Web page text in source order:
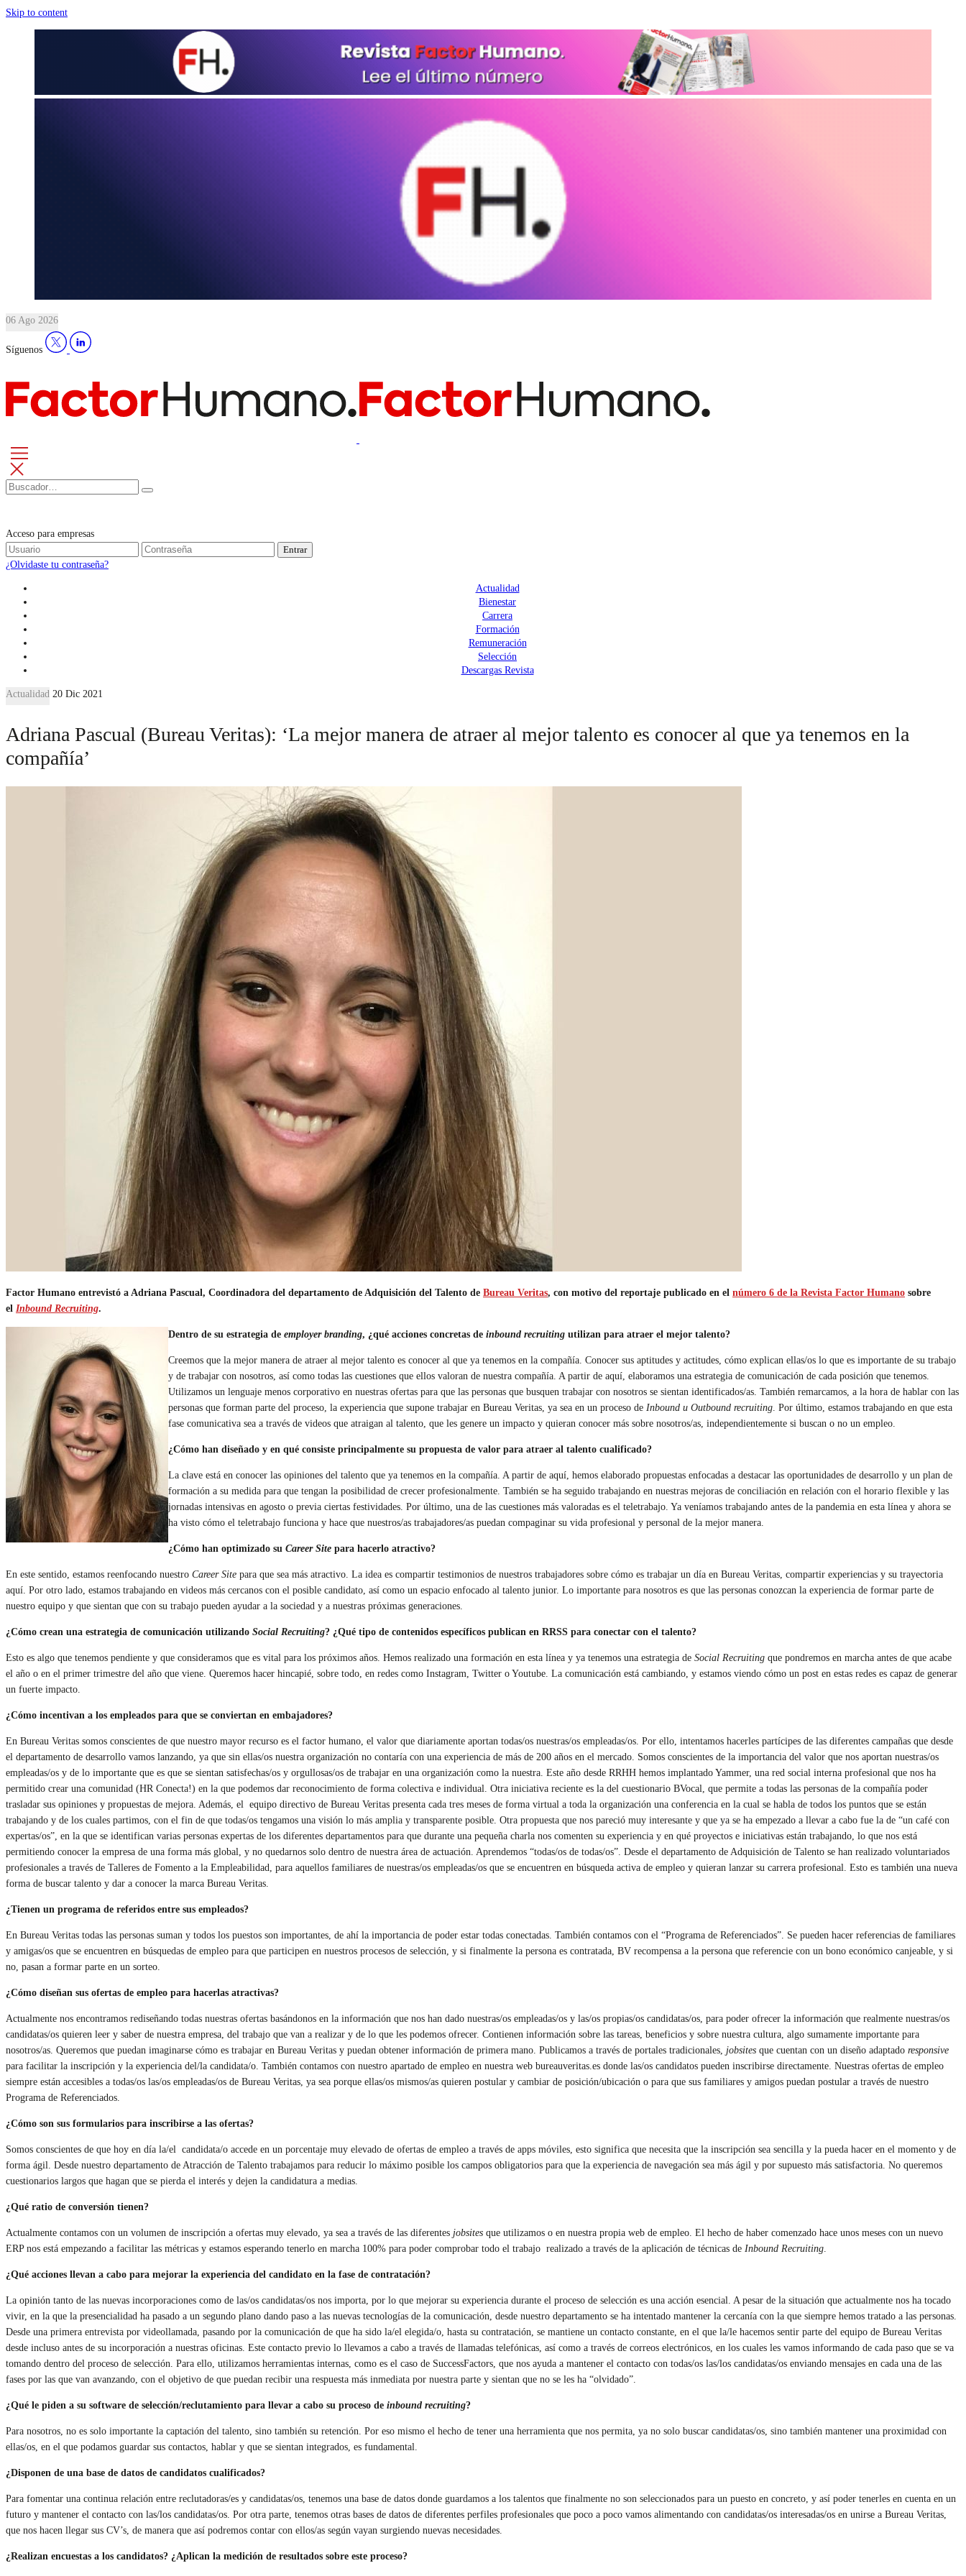
Skip to content
06 Ago 2026
Síguenos
Acceso para empresas
Entrar
¿Olvidaste tu contraseña?
Actualidad
Bienestar
Carrera
Formación
Remuneración
Selección
Descargas Revista
Actualidad 20 Dic 2021
Adriana Pascual (Bureau Veritas): ‘La mejor manera de atraer al mejor talento es conocer al que ya tenemos en la
compañía’
Factor Humano entrevistó a Adriana Pascual, Coordinadora del departamento de Adquisición del Talento de Bureau Veritas, con motivo del reportaje publicado en el número 6 de la Revista Factor Humano sobre
el Inbound Recruiting.
Dentro de su estrategia de employer branding, ¿qué acciones concretas de inbound recruiting utilizan para atraer el mejor talento?
Creemos que la mejor manera de atraer al mejor talento es conocer al que ya tenemos en la compañía. Conocer sus aptitudes y actitudes, cómo explican ellas/os lo que es importante de su trabajo
y de trabajar con nosotros, así como todas las cuestiones que ellos valoran de nuestra compañía. A partir de aquí, elaboramos una estrategia de comunicación de cada posición que tenemos.
Utilizamos un lenguaje menos corporativo en nuestras ofertas para que las personas que busquen trabajar con nosotros se sientan identificados/as. También remarcamos, a la hora de hablar con las
personas que forman parte del proceso, la experiencia que supone trabajar en Bureau Veritas, ya sea en un proceso de Inbound u Outbound recruiting . Por último, estamos trabajando en que esta
fase comunicativa sea a través de videos que atraigan al talento, que les genere un impacto y quieran conocer más sobre nosotros/as, independientemente si buscan o no un empleo.
¿Cómo han diseñado y en qué consiste principalmente su propuesta de valor para atraer al talento cualificado?
La clave está en conocer las opiniones del talento que ya tenemos en la compañía. A partir de aquí, hemos elaborado propuestas enfocadas a destacar las oportunidades de desarrollo y un plan de
formación a su medida para que tengan la posibilidad de crecer profesionalmente. También se ha seguido trabajando en nuestras mejoras de conciliación en relación con el horario flexible y las
jornadas intensivas en agosto o previa ciertas festividades. Por último, una de las cuestiones más valoradas es el teletrabajo. Ya veníamos trabajando antes de la pandemia en esta línea y ahora se
ha visto cómo el teletrabajo funciona y hace que nuestros/as trabajadores/as puedan compaginar su vida profesional y personal de la mejor manera.
¿Cómo han optimizado su Career Site para hacerlo atractivo?
En este sentido, estamos reenfocando nuestro Career Site para que sea más atractivo. La idea es compartir testimonios de nuestros trabajadores sobre cómo es trabajar un día en Bureau Veritas, compartir experiencias y su trayectoria
aquí. Por otro lado, estamos trabajando en videos más cercanos con el posible candidato, así como un espacio enfocado al talento junior. Lo importante para nosotros es que las personas conozcan la experiencia de formar parte de
nuestro equipo y que sientan que con su trabajo pueden ayudar a la sociedad y a nuestras próximas generaciones.
¿Cómo crean una estrategia de comunicación utilizando Social Recruiting? ¿Qué tipo de contenidos específicos publican en RRSS para conectar con el talento?
Esto es algo que tenemos pendiente y que consideramos que es vital para los próximos años. Hemos realizado una formación en esta línea y ya tenemos una estrategia de Social Recruiting que pondremos en marcha antes de que acabe
el año o en el primer trimestre del año que viene. Queremos hacer hincapié, sobre todo, en redes como Instagram, Twitter o Youtube. La comunicación está cambiando, y estamos viendo cómo un post en estas redes es capaz de generar
un fuerte impacto.
¿Cómo incentivan a los empleados para que se conviertan en embajadores?
En Bureau Veritas somos conscientes de que nuestro mayor recurso es el factor humano, el valor que diariamente aportan todas/os nuestras/os empleadas/os. Por ello, intentamos hacerles partícipes de las diferentes campañas que desde
el departamento de desarrollo vamos lanzando, ya que sin ellas/os nuestra organización no contaría con una experiencia de más de 200 años en el mercado. Somos conscientes de la importancia del valor que nos aportan nuestras/os
empleadas/os y de lo importante que es que se sientan satisfechas/os y orgullosas/os de trabajar en una organización como la nuestra. Este año desde RRHH hemos implantado Yammer, una red social interna profesional que nos ha
permitido crear una comunidad (HR Conecta!) en la que podemos dar reconocimiento de forma colectiva e individual. Otra iniciativa reciente es la del cuestionario BVocal, que permite a todas las personas de la compañía poder
trasladar sus opiniones y propuestas de mejora. Además, el equipo directivo de Bureau Veritas presenta cada tres meses de forma virtual a toda la organización una conferencia en la cual se habla de todos los puntos que se están
trabajando y de los cuales partimos, con el fin de que todas/os tengamos una visión lo más amplia y transparente posible. Otra propuesta que nos pareció muy interesante y que ya se ha empezado a llevar a cabo fue la de “un café con
expertas/os”, en la que se identifican varias personas expertas de los diferentes departamentos para que durante una pequeña charla nos comenten su experiencia y en qué proyectos e iniciativas están trabajando, lo que nos está
permitiendo conocer la empresa de una forma más global, y no quedarnos solo dentro de nuestra área de actuación. Aprendemos “todas/os de todas/os”. Desde el departamento de Adquisición de Talento se han realizado voluntariados
profesionales a través de Talleres de Fomento a la Empleabilidad, para aquellos familiares de nuestras/os empleadas/os que se encuentren en búsqueda activa de empleo y quieran lanzar su carrera profesional. Esto es también una nueva
forma de buscar talento y dar a conocer la marca Bureau Veritas.
¿Tienen un programa de referidos entre sus empleados?
En Bureau Veritas todas las personas suman y todos los puestos son importantes, de ahí la importancia de poder estar todas conectadas. También contamos con el “Programa de Referenciados”. Se pueden hacer referencias de familiares
y amigas/os que se encuentren en búsquedas de empleo para que participen en nuestros procesos de selección, y si finalmente la persona es contratada, BV recompensa a la persona que referencie con un bono económico canjeable, y si
no, pasan a formar parte en un sorteo.
¿Cómo diseñan sus ofertas de empleo para hacerlas atractivas?
Actualmente nos encontramos rediseñando todas nuestras ofertas basándonos en la información que nos han dado nuestras/os empleadas/os y las/os propias/os candidatas/os, para poder ofrecer la información que realmente nuestras/os
candidatas/os quieren leer y saber de nuestra empresa, del trabajo que van a realizar y de lo que les podemos ofrecer. Contienen información sobre las tareas, beneficios y sobre nuestra cultura, algo sumamente importante para
nosotros/as. Queremos que puedan imaginarse cómo es trabajar en Bureau Veritas y puedan obtener información de primera mano. Publicamos a través de portales tradicionales, jobsites que cuentan con un diseño adaptado responsive
para facilitar la inscripción y la experiencia del/la candidata/o. También contamos con nuestro apartado de empleo en nuestra web bureauveritas.es donde las/os candidatos pueden inscribirse directamente. Nuestras ofertas de empleo
siempre están accesibles a todas/os las/os empleadas/os de Bureau Veritas, ya sea porque ellas/os mismos/as quieren postular y cambiar de posición/ubicación o para que sus familiares y amigos puedan postular a través de nuestro
Programa de Referenciados.
¿Cómo son sus formularios para inscribirse a las ofertas?
Somos conscientes de que hoy en día la/el candidata/o accede en un porcentaje muy elevado de ofertas de empleo a través de apps móviles, esto significa que necesita que la inscripción sea sencilla y la pueda hacer en el momento y de
forma ágil. Desde nuestro departamento de Atracción de Talento trabajamos para reducir lo máximo posible los campos obligatorios para que la experiencia de navegación sea más ágil y por supuesto más satisfactoria. No queremos
cuestionarios largos que hagan que se pierda el interés y dejen la candidatura a medias.
¿Qué ratio de conversión tienen?
Actualmente contamos con un volumen de inscripción a ofertas muy elevado, ya sea a través de las diferentes jobsites que utilizamos o en nuestra propia web de empleo. El hecho de haber comenzado hace unos meses con un nuevo
ERP nos está empezando a facilitar las métricas y estamos esperando tenerlo en marcha 100% para poder comprobar todo el trabajo realizado a través de la aplicación de técnicas de Inbound Recruiting
¿Qué acciones llevan a cabo para mejorar la experiencia del candidato en la fase de contratación?
La opinión tanto de las nuevas incorporaciones como de las/os candidatas/os nos importa, por lo que mejorar su experiencia durante el proceso de selección es una acción esencial. A pesar de la situación que actualmente nos ha tocado
vivir, en la que la presencialidad ha pasado a un segundo plano dando paso a las nuevas tecnologías de la comunicación, desde nuestro departamento se ha intentado mantener la cercanía con la que siempre hemos tratado a las personas.
Desde una primera entrevista por videollamada, pasando por la comunicación de que ha sido la/el elegida/o, hasta su contratación, se mantiene un contacto constante, en el que la/le hacemos sentir parte del equipo de Bureau Veritas
desde incluso antes de su incorporación a nuestras oficinas. Este contacto previo lo llevamos a cabo a través de llamadas telefónicas, así como a través de correos electrónicos, en los cuales les vamos informando de cada paso que se va
tomando dentro del proceso de selección. Para ello, utilizamos herramientas internas, como es el caso de SuccessFactors, que nos ayuda a mantener el contacto con todas/os las/los candidatas/os enviando mensajes en cada una de las
fases por las que van avanzando, con el objetivo de que puedan recibir una respuesta más inmediata por nuestra parte y sientan que no se les ha “olvidado”.
¿Qué le piden a su software de selección/reclutamiento para llevar a cabo su proceso de inbound recruiting?
Para nosotros, no es solo importante la captación del talento, sino también su retención. Por eso mismo el hecho de tener una herramienta que nos permita, ya no solo buscar candidatas/os, sino también mantener una proximidad con
ellas/os, en el que podamos guardar sus contactos, hablar y que se sientan integrados, es fundamental.
¿Disponen de una base de datos de candidatos cualificados?
Para fomentar una continua relación entre reclutadoras/es y candidatas/os, tenemos una base de datos donde guardamos a los talentos que finalmente no son seleccionados para un puesto en concreto, y así poder tenerles en cuenta en un
futuro y mantener el contacto con las/los candidatas/os. Por otra parte, tenemos otras bases de datos de diferentes perfiles profesionales que poco a poco vamos alimentando con candidatas/os interesadas/os en unirse a Bureau Veritas,
que nos hacen llegar sus CV’s, de manera que así podremos contar con ellos/as según vayan surgiendo nuevas necesidades.
¿Realizan encuestas a los candidatos? ¿Aplican la medición de resultados sobre este proceso?